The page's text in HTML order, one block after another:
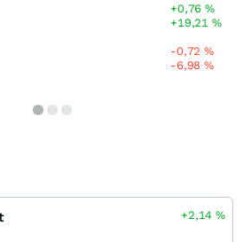
+0,76%
+19,21%
-0,72%
-6,98%
+2,14%